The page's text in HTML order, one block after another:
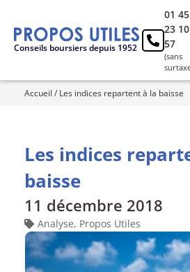
Conseils boursiers depuis 1952
01 45
23 10
57
(sans
Accueil / Les indices repartent à la baisse
Les indices
baisse
11 décembre 2018
Analyse, Propos Utiles